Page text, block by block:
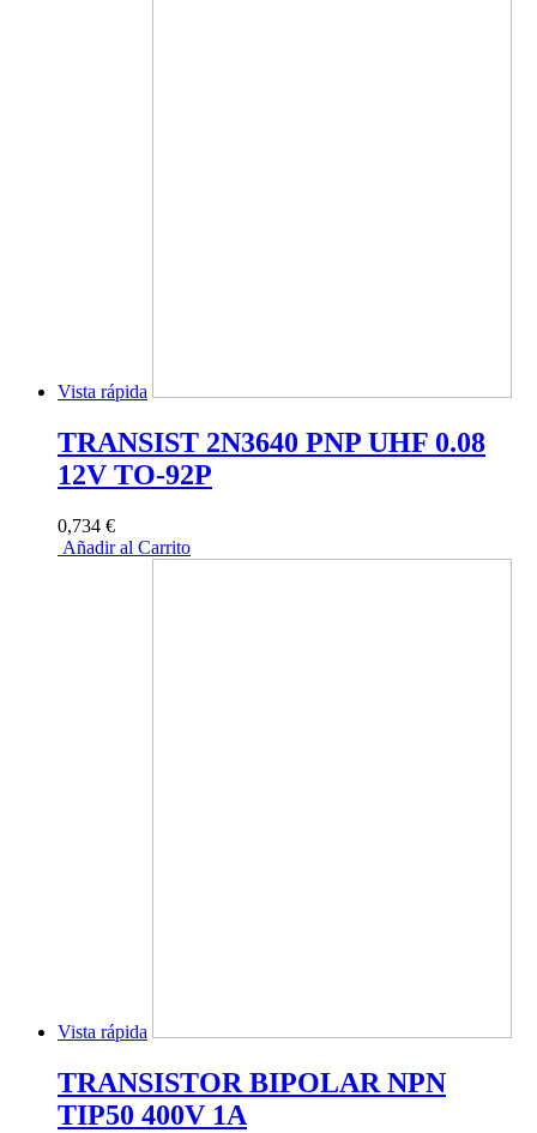
Vista rápida
TRANSIST 2N3640 PNP UHF 0.08
12V TO-92P
0,734 €
Añadir al Carrito
Vista rápida
TRANSISTOR BIPOLAR NPN
TIP50 400V 1A